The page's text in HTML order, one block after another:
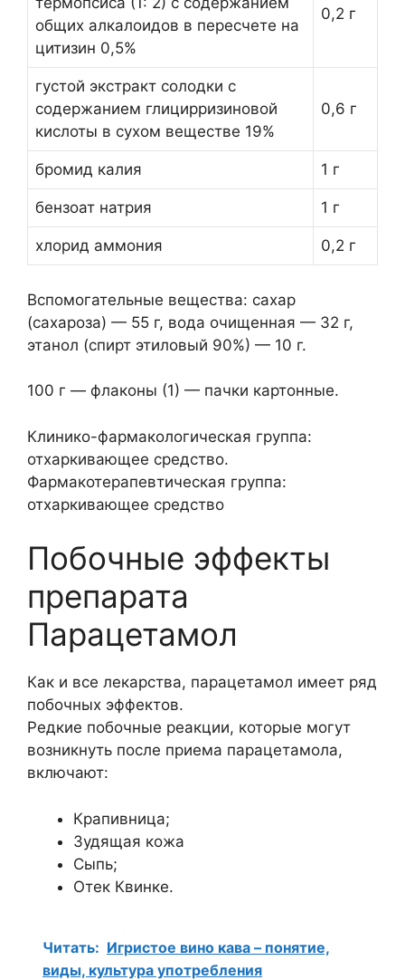
общих алкалоидов в пересчете на
цитизин 0,5%
0,2 г
густой экстракт солодки с
содержанием глицирризиновой
кислоты в сухом веществе 19%
0,6 г
бромид калия 1 г
бензоат натрия 1 г
хлорид аммония 0,2 г
Вспомогательные вещества: сахар
(сахароза) — 55 г, вода очищенная — 32 г,
этанол (спирт этиловый 90%) — 10 г.
100 г — флаконы (1) — пачки картонные.
Клинико-фармакологическая группа:
отхаркивающее средство.
Фармакотерапевтическая группа:
отхаркивающее средство
Побочные эффекты
препарата
Парацетамол
Как и все лекарства, парацетамол имеет ряд
побочных эффектов.
Редкие побочные реакции, которые могут
возникнуть после приема парацетамола,
включают:
Крапивница;
Зудящая кожа
Сыпь;
Отек Квинке.
Читать: Игристое вино кава – понятие,
виды, культура употребления